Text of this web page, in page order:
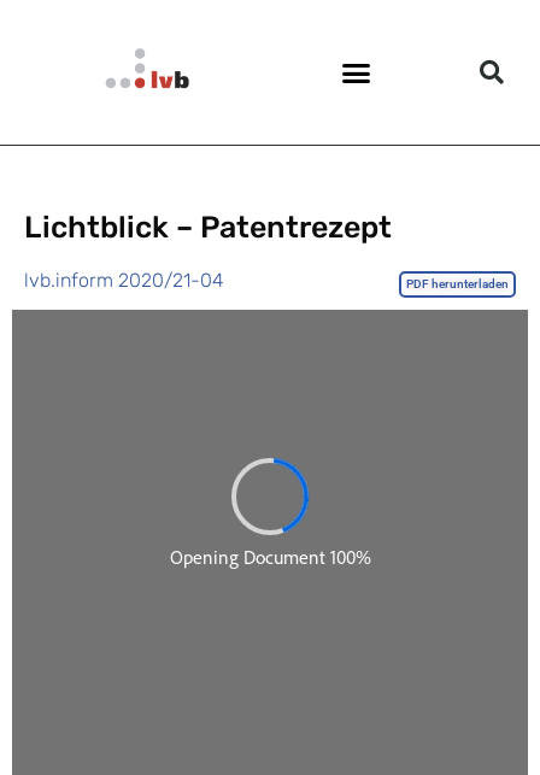
Lichtblick – Patentrezept
lvb.inform 2020/21-04 PDF herunterladen